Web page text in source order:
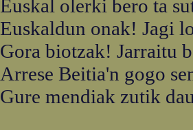
Euskal olerki bero ta
Euskaldun onak! Jagi
Gora biotzak! Jarraitu
Arrese Beitia'n gogo
Gure mendiak zutik